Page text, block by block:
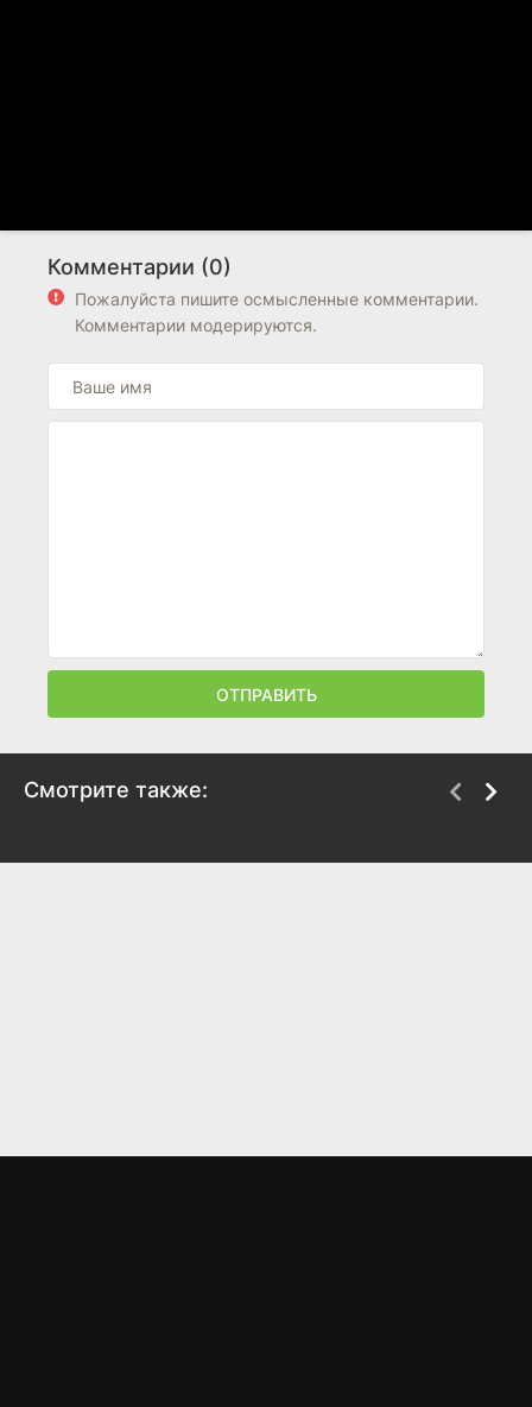
Комментарии (0)
Пожалуйста пишите осмысленные комментарии.
Комментарии модерируются.
ОТПРАВИТЬ
Смотрите также: